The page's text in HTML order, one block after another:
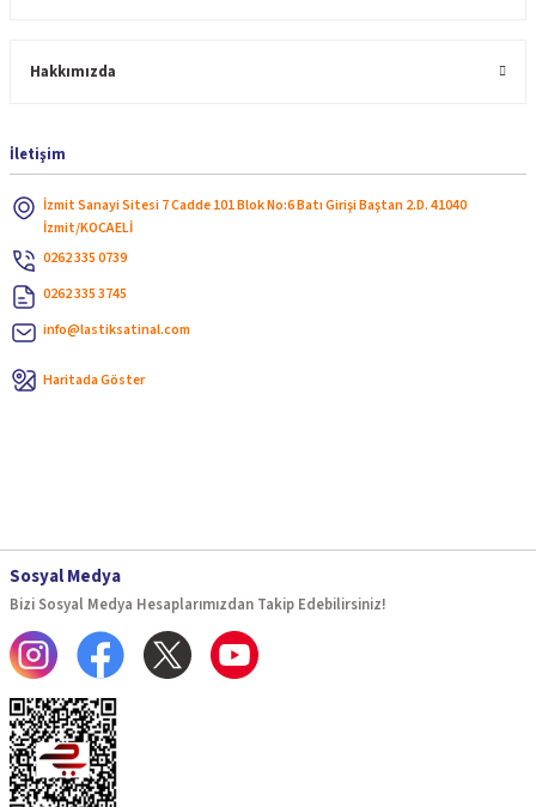
Hakkımızda
İletişim
İzmit Sanayi Sitesi 7 Cadde 101 Blok No:6 Batı Girişi Baştan 2.D. 41040
İzmit/KOCAELİ
0262 335 0739
0262 335 3745
info@lastiksatinal.com
Haritada Göster
Sosyal Medya
Bizi Sosyal Medya Hesaplarımızdan Takip Edebilirsiniz!